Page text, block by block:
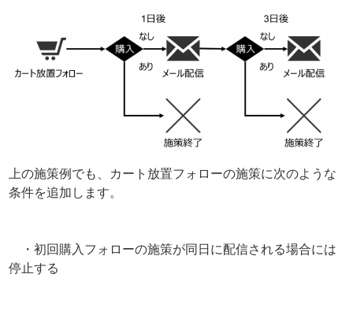
上の施策例でも、カート放置フォローの施策に次のような
条件を追加します。
・初回購入フォローの施策が同日に配信される場合には
停止する